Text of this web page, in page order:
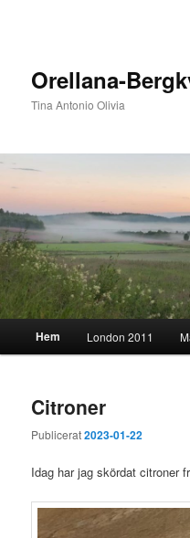
Orellana-
Tina Antonio Olivia
Huvudmeny
Hem London 2011
Citroner
Publicerat2023-01-22
Idag har jag skördat citroner